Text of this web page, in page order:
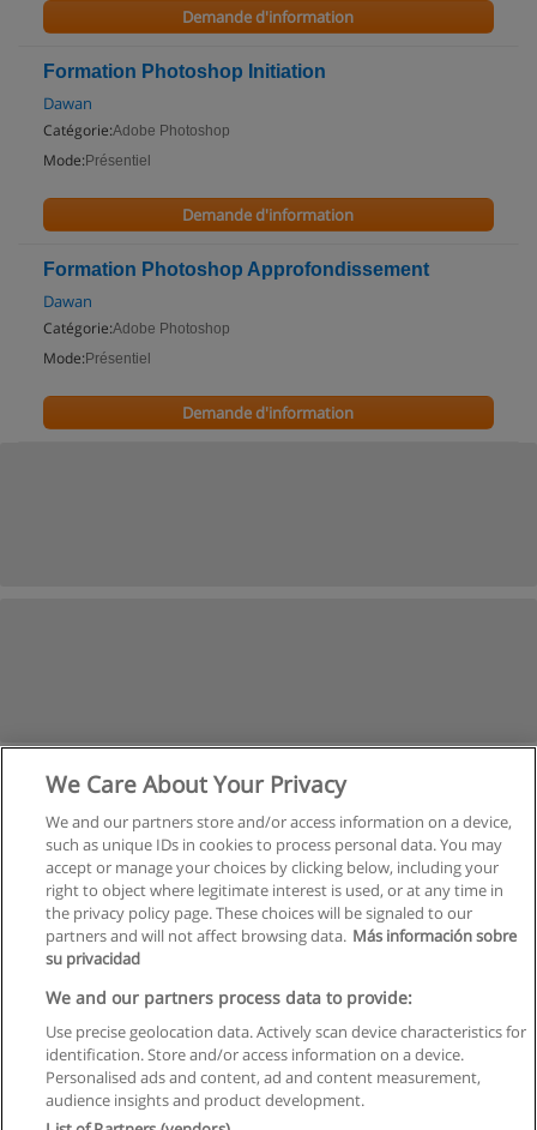
Demande d'information
Formation Photoshop Initiation
Dawan
Catégorie:Adobe Photoshop
Mode: Présentiel
Demande d'information
Formation Photoshop Approfondissement
Dawan
Catégorie:Adobe Photoshop
Mode: Présentiel
Demande d'information
Règles d'utilisation
Confidentialité des données
Contacter Educaedu
We Care About Your Privacy
We and our partners store and/or access information on a device,
such as unique IDs in cookies to process personal data. You may
accept or manage your choices by clicking below, including your
right to object where legitimate interest is used, or at any time in
the privacy policy page. These choices will be signaled to our
partners and will not affect browsing data. Más información sobre
su privacidad
We and our partners process data to provide:
Use precise geolocation data. Actively scan device characteristics for
identification. Store and/or access information on a device.
Personalised ads and content, ad and content measurement,
audience insights and product development.